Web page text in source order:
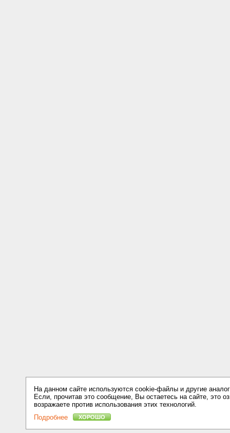
На данном сайте используются cookie-файлы и другие
Если, прочитав это сообщение, Вы остаетесь на сайте, это
возражаете против использования этих технологий.
Подробнее
ХОРОШО